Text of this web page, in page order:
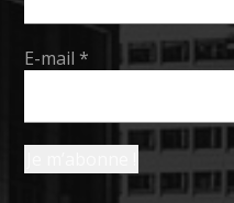
E-mail*